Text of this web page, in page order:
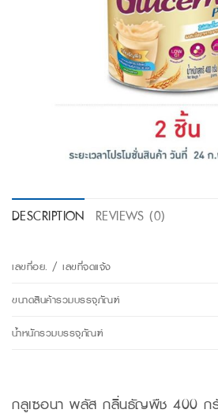
DESCRIPTION REVIEWS (0)
เลขที่อย. / เลขที่จดแจ้ง
ขนาดสินค้ารวมบรรจุภัณฑ์
น้ำหนักรวมบรรจุภัณฑ์
กลูเซอนา พลัส กลิ่นธัญพืช 400 ก